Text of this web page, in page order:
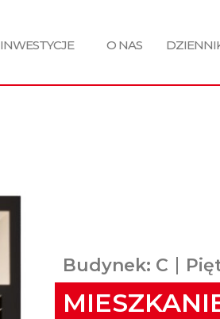
INWESTYCJE O NAS
Budynek: C